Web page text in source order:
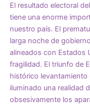
El resultado electoral
tiene una enorme
nuestro país. El
larga noche de
alineados con Estados
fragilidad. El triunfo de
histórico levantamiento
iluminado una realidad
obsesivamente los